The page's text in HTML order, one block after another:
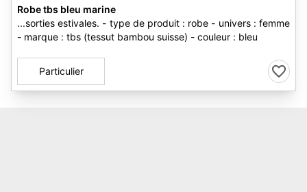
Robe tbs bleu marine
...sorties estivales. - type de produit : robe - univers : femme
- marque : tbs (tessut bambou suisse) - couleur : bleu
Particulier